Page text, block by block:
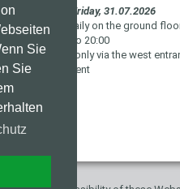
Sie
Sie
valid until Friday, 31.07.2026
the Pavillon Daily on the ground
from 16:00 to 20:00
to 20:00 is only via the west
staff are present